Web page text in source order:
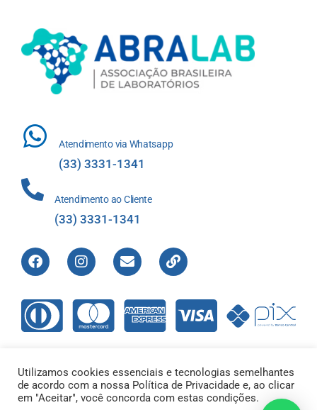
Atendimento via Whatsapp
(33) 3331-1341
Atendimento ao Cliente
(33) 3331-1341
Direitos Reservados © 2012-2022 Laboratório de Análises Apolo
Utilizamos cookies essenciais e tecnologias semelhantes
de acordo com a nossa Política de Privacidade e, ao clicar
em "Aceitar", você concorda com estas condições.